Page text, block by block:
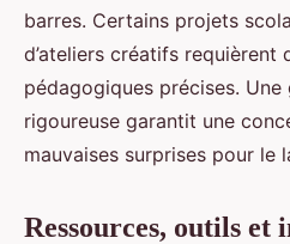
barres. Certains projets
d’ateliers créatifs requièrent
pédagogiques précises.
rigoureuse garantit une
mauvaises surprises pour le
Ressources, outils